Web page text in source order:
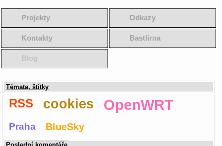
Projekty Odkazy
Kontakty Bastlírna
Blog
Témata, štítky
RSS cookies OpenWRT
Praha BlueSky